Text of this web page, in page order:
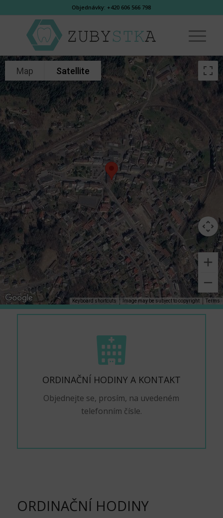
Objednávky: +420 606 566 798
Map Satellite
Keyboard shortcuts Image may be subject to copyright Terms
ORDINAČNÍ HODINY A KONTAKT
Objednejte se, prosím, na uvedeném
telefonním čísle.
ORDINAČNÍ HODINY